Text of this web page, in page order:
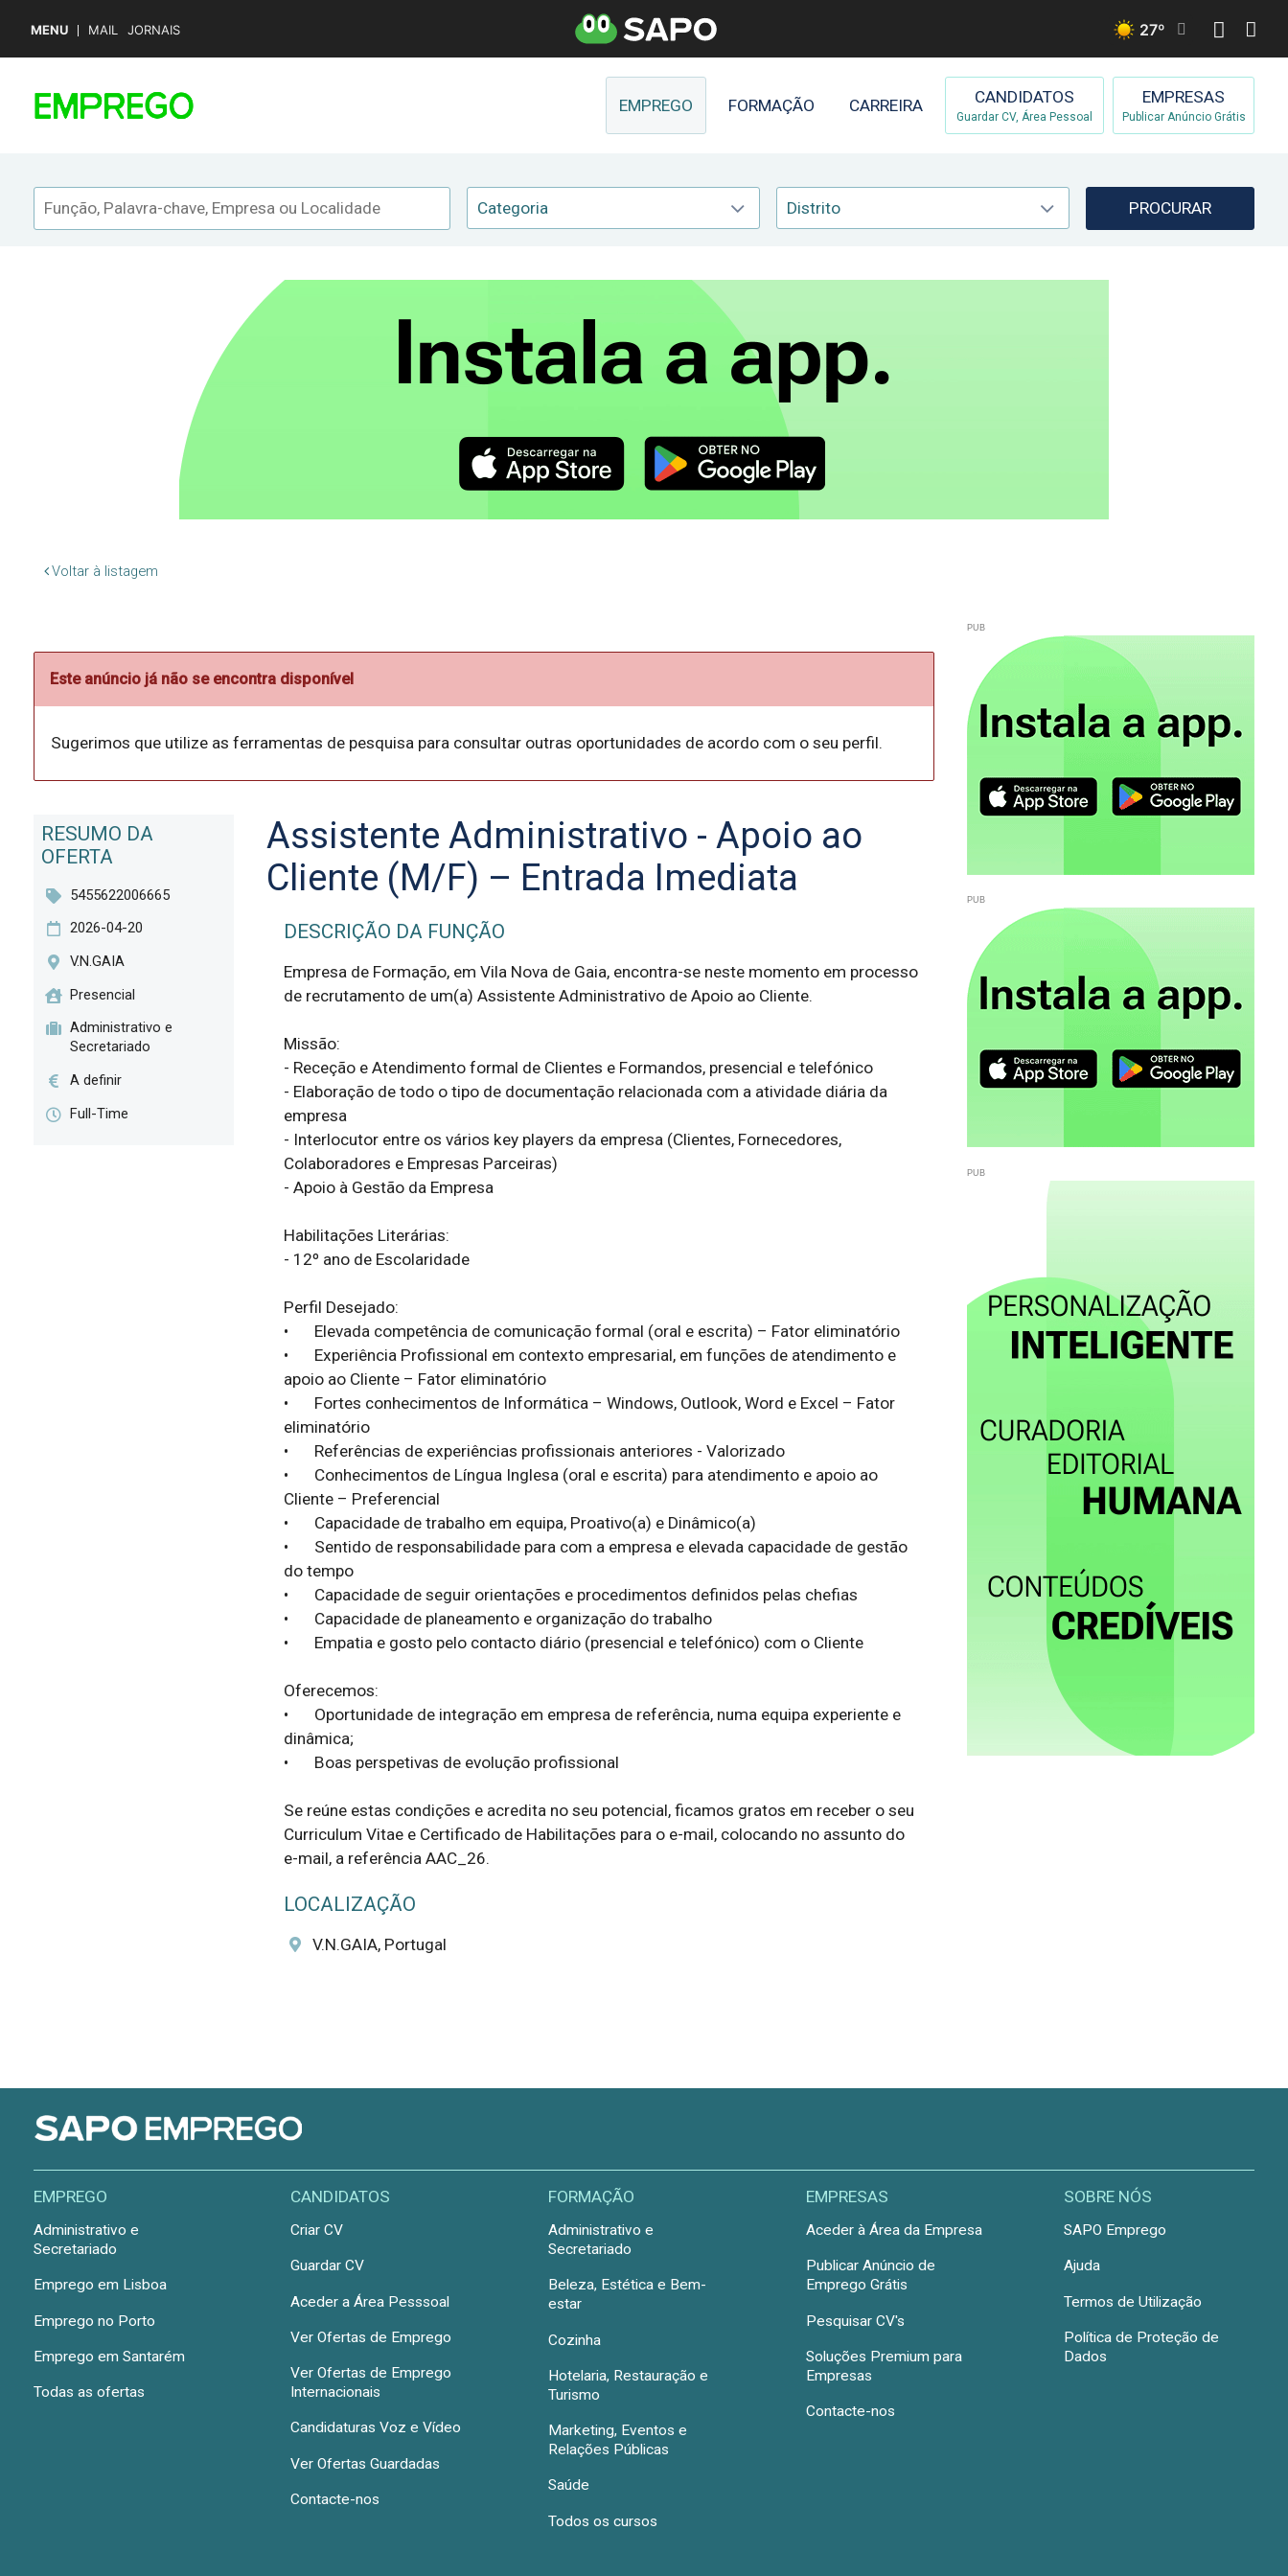
MENU MAIL JORNAIS 27º
EMPREGO FORMAÇÃO CARREIRA CANDIDATOS
Guardar CV, Área Pessoal
EMPRESAS
Publicar Anúncio Grátis
Categoria Distrito PROCURAR
Voltar à listagem
Este anúncio já não se encontra disponível
Sugerimos que utilize as ferramentas de pesquisa para consultar outras oportunidades de acordo com o seu perfil.
RESUMO DA
OFERTA
5455622006665
2026-04-20
V.N.GAIA
Presencial
Administrativo e
Secretariado
A definir
Full-Time
Assistente Administrativo - Apoio ao
Cliente (M/F) – Entrada Imediata
DESCRIÇÃO DA FUNÇÃO
Empresa de Formação, em Vila Nova de Gaia, encontra-se neste momento em processo
de recrutamento de um(a) Assistente Administrativo de Apoio ao Cliente.
Missão:
- Receção e Atendimento formal de Clientes e Formandos, presencial e telefónico
- Elaboração de todo o tipo de documentação relacionada com a atividade diária da
empresa
- Interlocutor entre os vários key players da empresa (Clientes, Fornecedores,
Colaboradores e Empresas Parceiras)
- Apoio à Gestão da Empresa
Habilitações Literárias:
- 12º ano de Escolaridade
Perfil Desejado:
•	Elevada competência de comunicação formal (oral e escrita) – Fator eliminatório
•	Experiência Profissional em contexto empresarial, em funções de atendimento e
apoio ao Cliente – Fator eliminatório
•	Fortes conhecimentos de Informática – Windows, Outlook, Word e Excel – Fator
eliminatório
•	Referências de experiências profissionais anteriores - Valorizado
•	Conhecimentos de Língua Inglesa (oral e escrita) para atendimento e apoio ao
Cliente – Preferencial
•	Capacidade de trabalho em equipa, Proativo(a) e Dinâmico(a)
•	Sentido de responsabilidade para com a empresa e elevada capacidade de gestão
do tempo
•	Capacidade de seguir orientações e procedimentos definidos pelas chefias
•	Capacidade de planeamento e organização do trabalho
•	Empatia e gosto pelo contacto diário (presencial e telefónico) com o Cliente
Oferecemos:
•	Oportunidade de integração em empresa de referência, numa equipa experiente e
dinâmica;
•	Boas perspetivas de evolução profissional
Se reúne estas condições e acredita no seu potencial, ficamos gratos em receber o seu
Curriculum Vitae e Certificado de Habilitações para o e-mail, colocando no assunto do
e-mail, a referência AAC_26.
LOCALIZAÇÃO
V.N.GAIA, Portugal
EMPREGO
Administrativo e
Secretariado
Emprego em Lisboa
Emprego no Porto
Emprego em Santarém
Todas as ofertas
CANDIDATOS
Criar CV
Guardar CV
Aceder a Área Pesssoal
Ver Ofertas de Emprego
Ver Ofertas de Emprego
Internacionais
Candidaturas Voz e Vídeo
Ver Ofertas Guardadas
Contacte-nos
FORMAÇÃO
Administrativo e
Secretariado
Beleza, Estética e Bem-
estar
Cozinha
Hotelaria, Restauração e
Turismo
Marketing, Eventos e
Relações Públicas
Saúde
Todos os cursos
EMPRESAS
Aceder à Área da Empresa
Publicar Anúncio de
Emprego Grátis
Pesquisar CV's
Soluções Premium para
Empresas
Contacte-nos
SOBRE NÓS
SAPO Emprego
Ajuda
Termos de Utilização
Política de Proteção de
Dados